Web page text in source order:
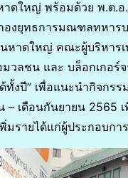
ดใหญ่ พร้อมด้วย พ.ต.
องยุทธการมณฑลทหาร
นหาดใหญ่ คณะผู้บริหาร
ลชน และ บล็อกเกอร์จ
ทั้งปี” เพื่อแนะนำกิจกรร
– เดือนกันยายน 2565
มรายได้แก่ผู้ประกอบกา